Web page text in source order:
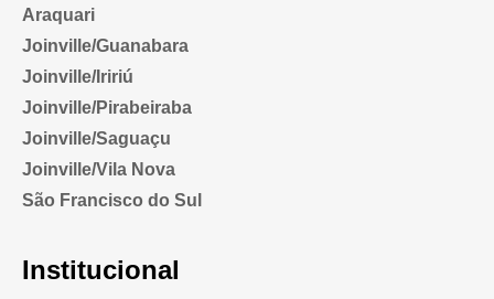
Araquari
Joinville/Guanabara
Joinville/Iririú
Joinville/Pirabeiraba
Joinville/Saguaçu
Joinville/Vila Nova
São Francisco do Sul
Institucional